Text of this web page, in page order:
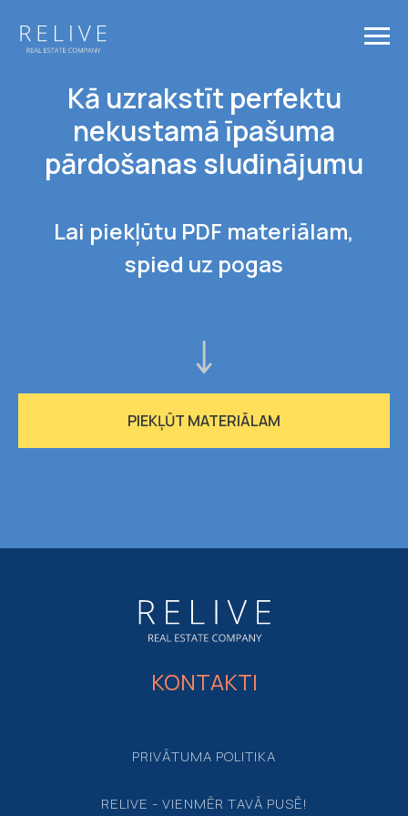
Kā uzrakstīt perfektu
nekustamā īpašuma
pārdošanas sludinājumu
Lai piekļūtu PDF materiālam,
spied uz pogas
PIEKĻŪT MATERIĀLAM
KONTAKTI
PRIVĀTUMA POLITIKA
RELIVE - VIENMĒR TAVĀ PUSĒ!